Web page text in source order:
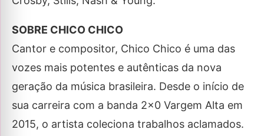
SOBRE CHICO CHICO
Cantor e compositor, Chico Chico é uma das
vozes mais potentes e autênticas da nova
geração da música brasileira. Desde o início de
sua carreira com a banda 2×0 Vargem Alta em
2015, o artista coleciona trabalhos aclamados.